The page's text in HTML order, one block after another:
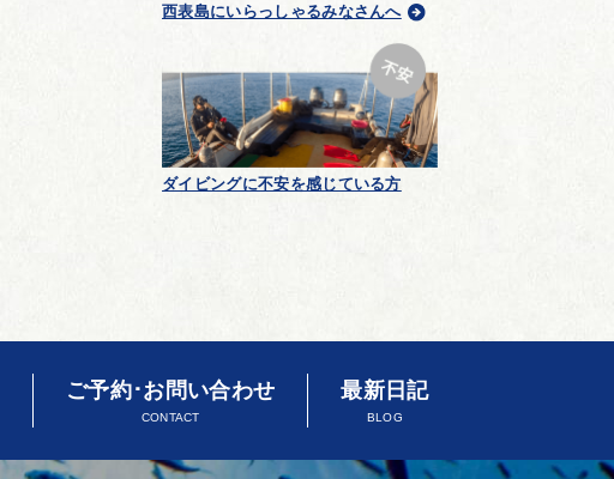
西表島にいらっしゃるみなさんへ
ダイビングに不安を感じている方
ご予約･お問い合わせ
CONTACT
最新日記
BLOG